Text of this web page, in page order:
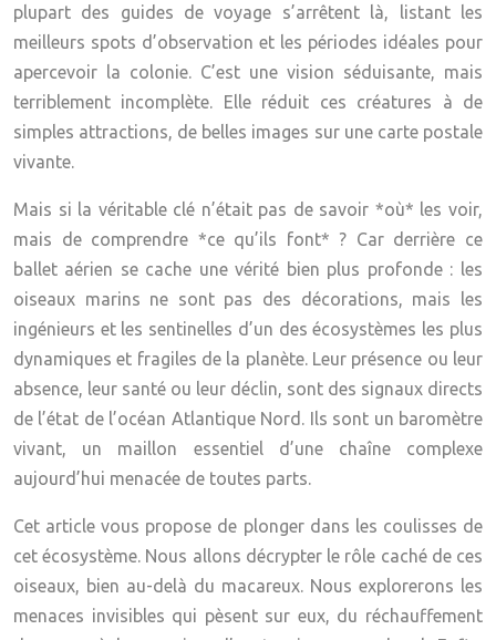
plupart des guides de voyage s’arrêtent là, listant les
meilleurs spots d’observation et les périodes idéales pour
apercevoir la colonie. C’est une vision séduisante, mais
terriblement incomplète. Elle réduit ces créatures à de
simples attractions, de belles images sur une carte postale
vivante.
Mais si la véritable clé n’était pas de savoir *où* les voir,
mais de comprendre *ce qu’ils font* ? Car derrière ce
ballet aérien se cache une vérité bien plus profonde : les
oiseaux marins ne sont pas des décorations, mais les
ingénieurs et les sentinelles d’un des écosystèmes les plus
dynamiques et fragiles de la planète. Leur présence ou leur
absence, leur santé ou leur déclin, sont des signaux directs
de l’état de l’océan Atlantique Nord. Ils sont un baromètre
vivant, un maillon essentiel d’une chaîne complexe
aujourd’hui menacée de toutes parts.
Cet article vous propose de plonger dans les coulisses de
cet écosystème. Nous allons décrypter le rôle caché de ces
oiseaux, bien au-delà du macareux. Nous explorerons les
menaces invisibles qui pèsent sur eux, du réchauffement